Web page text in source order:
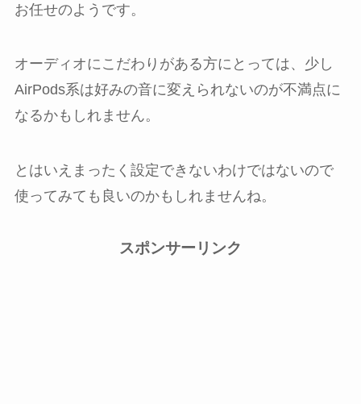
お任せのようです。
オーディオにこだわりがある方にとっては、少し
AirPods系は好みの音に変えられないのが不満点に
なるかもしれません。
とはいえまったく設定できないわけではないので
使ってみても良いのかもしれませんね。
スポンサーリンク